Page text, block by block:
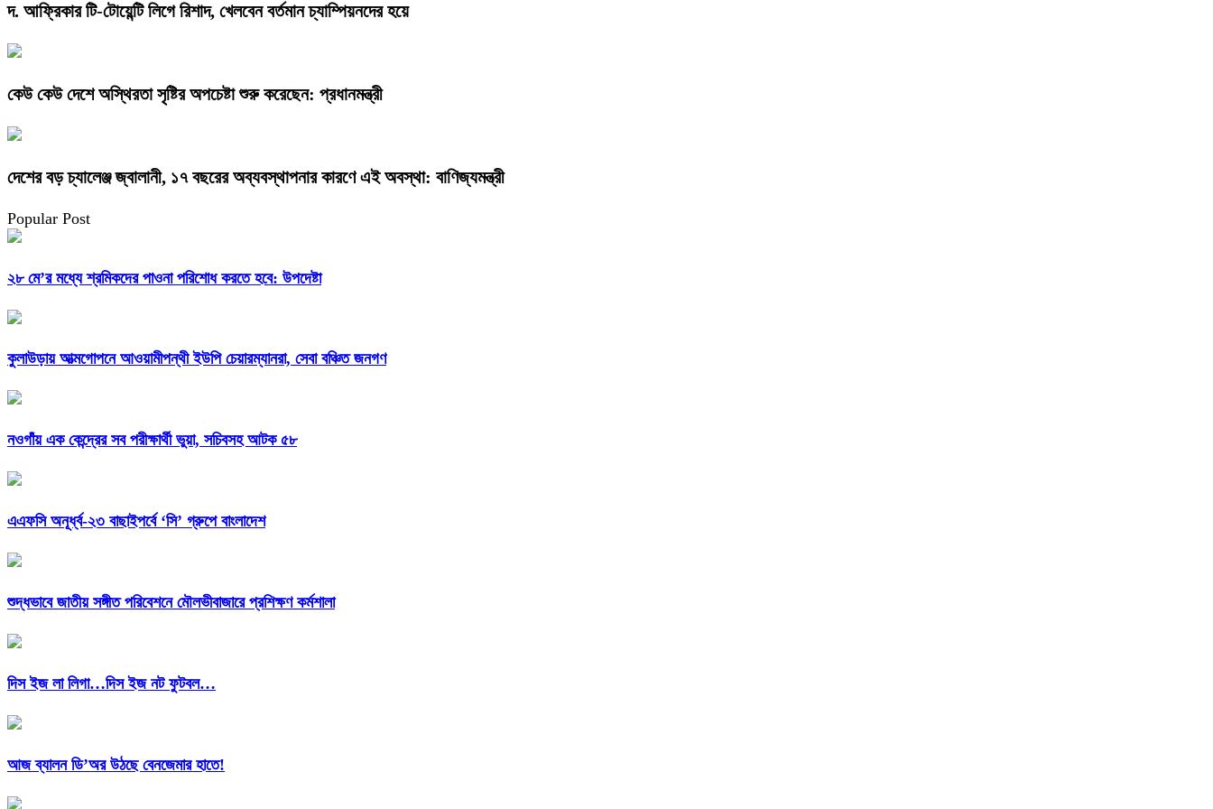
দ. আফ্রিকার টি-টোয়েন্টি লিগে রিশাদ, খেলবেন বর্তমান চ্যাম্পিয়নদের হয়ে
কেউ কেউ দেশে অস্থিরতা সৃষ্টির অপচেষ্টা শুরু করেছেন: প্রধানমন্ত্রী
দেশের বড় চ্যালেঞ্জ জ্বালানী, ১৭ বছরের অব্যবস্থাপনার কারণে এই অবস্থা: বাণিজ্যমন্ত্রী
Popular Post
২৮ মে’র মধ্যে শ্রমিকদের পাওনা পরিশোধ করতে হবে: উপদেষ্টা
কুলাউড়ায় আত্মগোপনে আওয়ামীপন্থী ইউপি চেয়ারম্যানরা, সেবা বঞ্চিত জনগণ
নওগাঁয় এক কেন্দ্রের সব পরীক্ষার্থী ভুয়া, সচিবসহ আটক ৫৮
এএফসি অনূর্ধ্ব-২৩ বাছাইপর্বে ‘সি’ গ্রুপে বাংলাদেশ
শুদ্ধভাবে জাতীয় সঙ্গীত পরিবেশনে মৌলভীবাজারে প্রশিক্ষণ কর্মশালা
দিস ইজ লা লিগা…দিস ইজ নট ফুটবল…
আজ ব্যালন ডি’অর উঠছে বেনজেমার হাতে!